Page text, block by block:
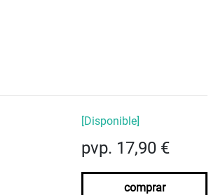
[Disponible]
pvp. 17,90 €
comprar